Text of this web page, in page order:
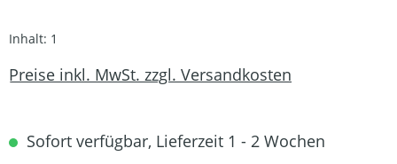
Inhalt: 1
Preise inkl. MwSt. zzgl. Versandkosten
Sofort verfügbar, Lieferzeit 1 - 2 Wochen